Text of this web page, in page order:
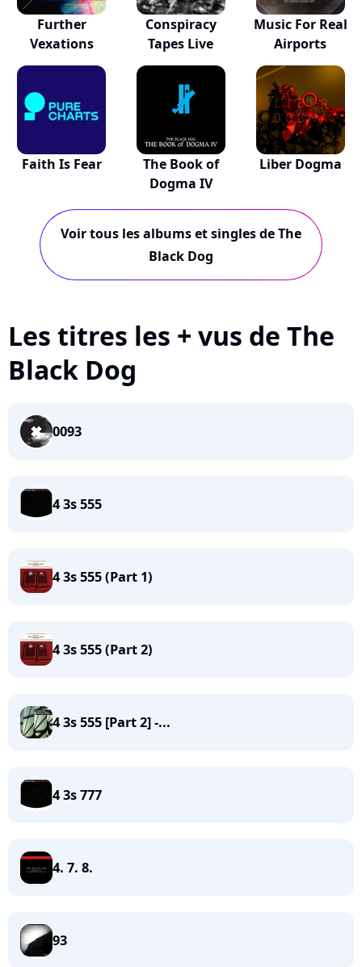
Further
Vexations
Conspiracy
Tapes Live
Music For Real
Airports
Faith Is Fear
The Book of
Dogma IV
Liber Dogma
Voir tous les albums et singles de The
Black Dog
Les titres les + vus de The
Black Dog
0093
4 3s 555
4 3s 555 (Part 1)
4 3s 555 (Part 2)
4 3s 555 [Part 2] -...
4 3s 777
4. 7. 8.
93